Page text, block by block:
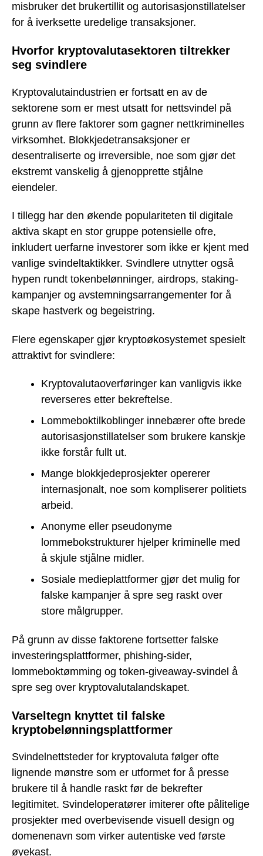
misbruker det brukertillit og autorisasjonstillatelser
for å iverksette uredelige transaksjoner.
Hvorfor kryptovalutasektoren tiltrekker
seg svindlere
Kryptovalutaindustrien er fortsatt en av de
sektorene som er mest utsatt for nettsvindel på
grunn av flere faktorer som gagner nettkriminelles
virksomhet. Blokkjedetransaksjoner er
desentraliserte og irreversible, noe som gjør det
ekstremt vanskelig å gjenopprette stjålne
eiendeler.
I tillegg har den økende populariteten til digitale
aktiva skapt en stor gruppe potensielle ofre,
inkludert uerfarne investorer som ikke er kjent med
vanlige svindeltaktikker. Svindlere utnytter også
hypen rundt tokenbelønninger, airdrops, staking-
kampanjer og avstemningsarrangementer for å
skape hastverk og begeistring.
Flere egenskaper gjør kryptoøkosystemet spesielt
attraktivt for svindlere:
Kryptovalutaoverføringer kan vanligvis ikke
reverseres etter bekreftelse.
Lommeboktilkoblinger innebærer ofte brede
autorisasjonstillatelser som brukere kanskje
ikke forstår fullt ut.
Mange blokkjedeprosjekter opererer
internasjonalt, noe som kompliserer politiets
arbeid.
Anonyme eller pseudonyme
lommebokstrukturer hjelper kriminelle med
å skjule stjålne midler.
Sosiale medieplattformer gjør det mulig for
falske kampanjer å spre seg raskt over
store målgrupper.
På grunn av disse faktorene fortsetter falske
investeringsplattformer, phishing-sider,
lommeboktømming og token-giveaway-svindel å
spre seg over kryptovalutalandskapet.
Varseltegn knyttet til falske
kryptobelønningsplattformer
Svindelnettsteder for kryptovaluta følger ofte
lignende mønstre som er utformet for å presse
brukere til å handle raskt før de bekrefter
legitimitet. Svindeloperatører imiterer ofte pålitelige
prosjekter med overbevisende visuell design og
domenenavn som virker autentiske ved første
øyekast.